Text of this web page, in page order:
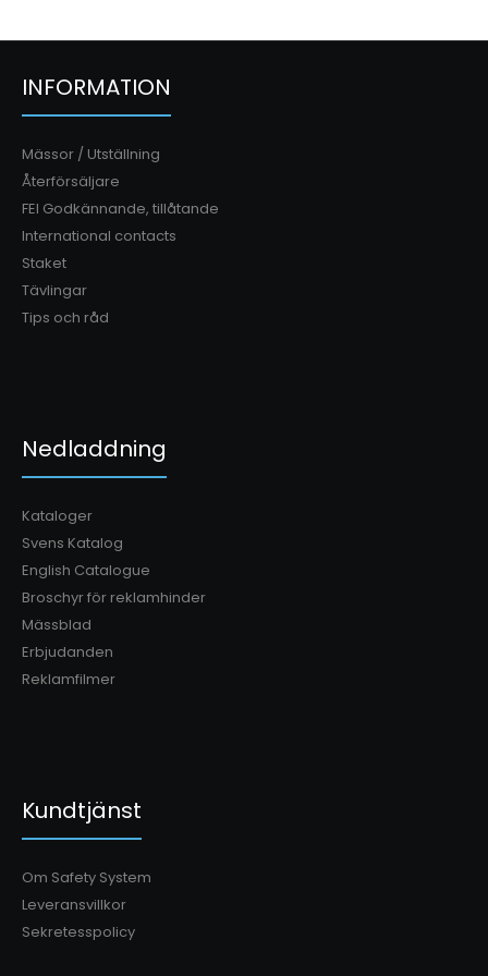
INFORMATION
Mässor / Utställning
Återförsäljare
FEI Godkännande, tillåtande
International contacts
Staket
Tävlingar
Tips och råd
Nedladdning
Kataloger
Svens Katalog
English Catalogue
Broschyr för reklamhinder
Mässblad
Erbjudanden
Reklamfilmer
Kundtjänst
Om Safety System
Leveransvillkor
Sekretesspolicy